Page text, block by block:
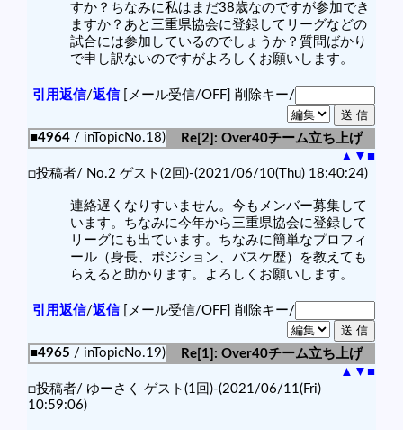
すか？ちなみに私はまだ38歳なのですが参加でき
ますか？あと三重県協会に登録してリーグなどの
試合には参加しているのでしょうか？質問ばかり
で申し訳ないのですがよろしくお願いします。
引用返信/返信[メール受信/OFF] 削除キー/
■4964 / inTopicNo.18)
Re[2]: Over40チーム立ち上げ
▲ ▼ ■
□投稿者/ No.2 ゲスト(2回)-(2021/06/10(Thu) 18:40:24)
連絡遅くなりすいません。今もメンバー募集して
います。ちなみに今年から三重県協会に登録して
リーグにも出ています。ちなみに簡単なプロフィ
ール（身長、ポジション、バスケ歴）を教えても
らえると助かります。よろしくお願いします。
引用返信/返信[メール受信/OFF] 削除キー/
■4965 / inTopicNo.19)
Re[1]: Over40チーム立ち上げ
▲ ▼ ■
□投稿者/ ゆーさく ゲスト(1回)-(2021/06/11(Fri)
10:59:06)